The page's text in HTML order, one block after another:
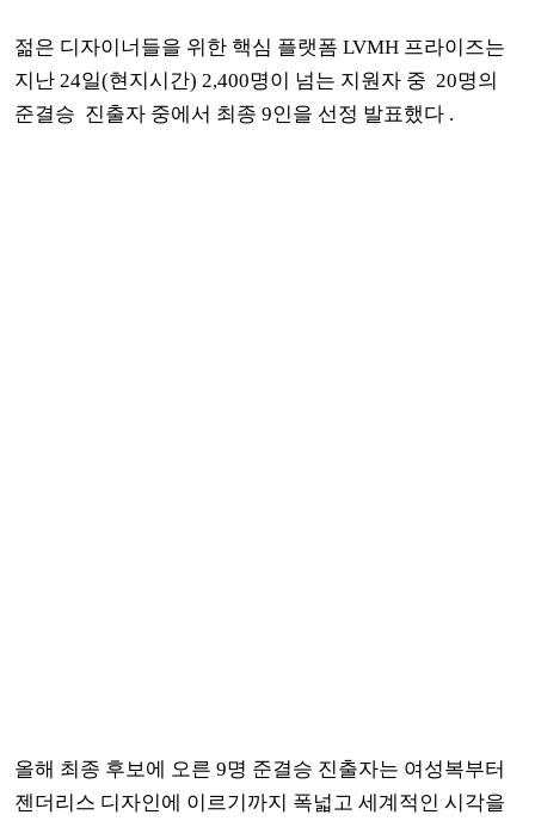
젊은 디자이너들을 위한 핵심 플랫폼 LVMH 프라이즈는
지난 24일(현지시간) 2,400명이 넘는 지원자 중 20명의
준결승 진출자 중에서 최종 9인을 선정 발표했다 .
올해 최종 후보에 오른 9명 준결승 진출자는 여성복부터
젠더리스 디자인에 이르기까지 폭넓고 세계적인 시각을